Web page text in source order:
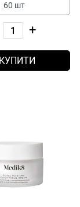
60 шт
+
КУПИТИ